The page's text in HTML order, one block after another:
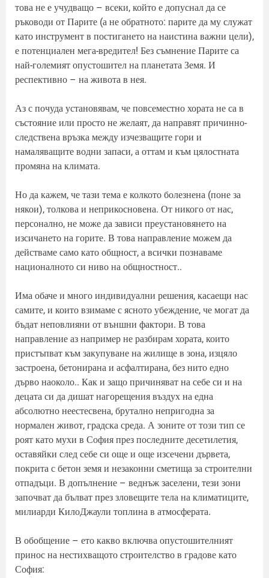
това не е учудващо – всеки, който е допуснал да се
ръководи от Парите (а не обратното: парите да му служат
като инструмент в постигането на наистина важни цели),
е потенциален мега-вредител! Без съмнение Парите са
най-големият опустошител на планетата Земя. И
респективно – на живота в нея.
Аз с почуда установявам, че повсеместно хората не са в
състояние или просто не желаят, да направят причинно-
следствена връзка между изчезващите гори и
намаляващите водни запаси, а оттам и към цялостната
промяна на климата.
Но да кажем, че тази тема е колкото болезнена (поне за
някои), толкова и неприкосновена. От никого от нас,
персонално, не може да зависи преустановянето на
изсичането на горите. В това направление можем да
действаме само като общност, а всички познаваме
националното си ниво на общностност..
Има обаче и много индивидуални решения, касаещи нас
самите, и които взимаме с ясното убеждение, че могат да
бъдат неповлияни от външни фактори. В това
направление аз например не разбирам хората, които
пристъпват към закупуване на жилище в зона, изцяло
застроена, бетонирана и асфалтирана, без нито едно
дърво наоколо.. Как и защо причиняват на себе си и на
децата си да дишат нагорещения въздух на една
абсолютно неестесвена, брутално непригодна за
нормален живот, градска среда. А зоните от този тип се
роят като мухи в София през последните десетилетия,
оставяйки след себе си още и още изсечени дървета,
покрита с бетон земя и незаконни сметища за строителни
отпадъци. В допълнение – веднъж заселени, тези зони
започват да бълват през зловещите тела на климатиците,
милиарди КилоДжаули топлина в атмосферата.
В обобщение – ето какво включва опустошителният
принос на нестихващото строителство в градове като
София: